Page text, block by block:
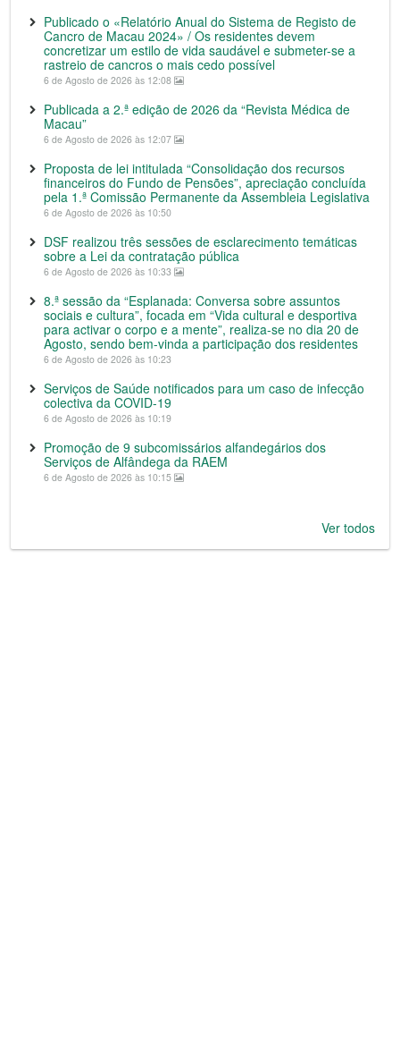
Publicado o «Relatório Anual do Sistema de Registo de
Cancro de Macau 2024» / Os residentes devem
concretizar um estilo de vida saudável e submeter-se a
rastreio de cancros o mais cedo possível
6 de Agosto de 2026 às 12:08
Publicada a 2.ª edição de 2026 da “Revista Médica de
Macau”
6 de Agosto de 2026 às 12:07
Proposta de lei intitulada “Consolidação dos recursos
financeiros do Fundo de Pensões”, apreciação concluída
pela 1.ª Comissão Permanente da Assembleia Legislativa
6 de Agosto de 2026 às 10:50
DSF realizou três sessões de esclarecimento temáticas
sobre a Lei da contratação pública
6 de Agosto de 2026 às 10:33
8.ª sessão da “Esplanada: Conversa sobre assuntos
sociais e cultura”, focada em “Vida cultural e desportiva
para activar o corpo e a mente”, realiza-se no dia 20 de
Agosto, sendo bem-vinda a participação dos residentes
6 de Agosto de 2026 às 10:23
Serviços de Saúde notificados para um caso de infecção
colectiva da COVID-19
6 de Agosto de 2026 às 10:19
Promoção de 9 subcomissários alfandegários dos
Serviços de Alfândega da RAEM
6 de Agosto de 2026 às 10:15
Ver todos